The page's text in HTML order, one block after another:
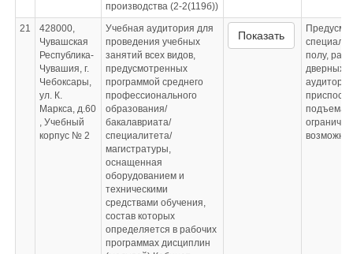
производства (2-2(119б))
21
428000,
Чувашская
Республика-
Чувашия, г.
Чебоксары,
ул. К.
Маркса, д.60
, Учебный
корпус № 2
Учебная аудитория для
проведения учебных
занятий всех видов,
предусмотренных
программой среднего
профессионального
образования/
бакалавриата/
специалитета/
магистратуры,
оснащенная
оборудованием и
техническими
средствами обучения,
состав которых
определяется в рабочих
программах дисциплин
Показать
полу,
дверных
подъема